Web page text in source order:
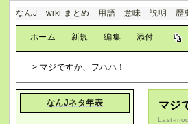
なんJ wiki まとめ 用語 意味 説明 歴
ホーム 新規 編集 添付
> マジですか、フハハ！
マジ
Last-
なんJネタ年表